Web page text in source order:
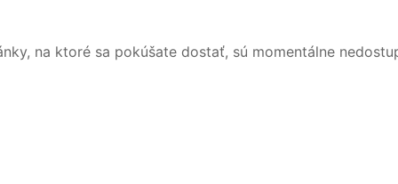
na ktoré sa pokúšate dostať, sú momentálne